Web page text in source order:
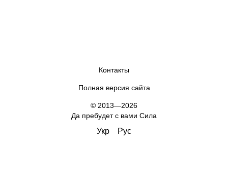
Контакты
Полная версия сайта
© 2013—2026
Да пребудет с вами Сила
Укр Рус